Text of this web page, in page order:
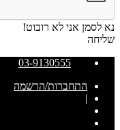
נא לסמן אני לא רובוט!
שליחה
03-9130555
התחברות/הרשמה
|